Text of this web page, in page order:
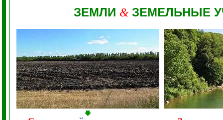
ЗЕМЛИ & ЗЕМЕЛЬНЫЕ